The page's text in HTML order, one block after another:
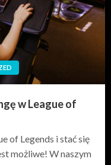
w League of
of Legends i stać się
możliwe! W naszym